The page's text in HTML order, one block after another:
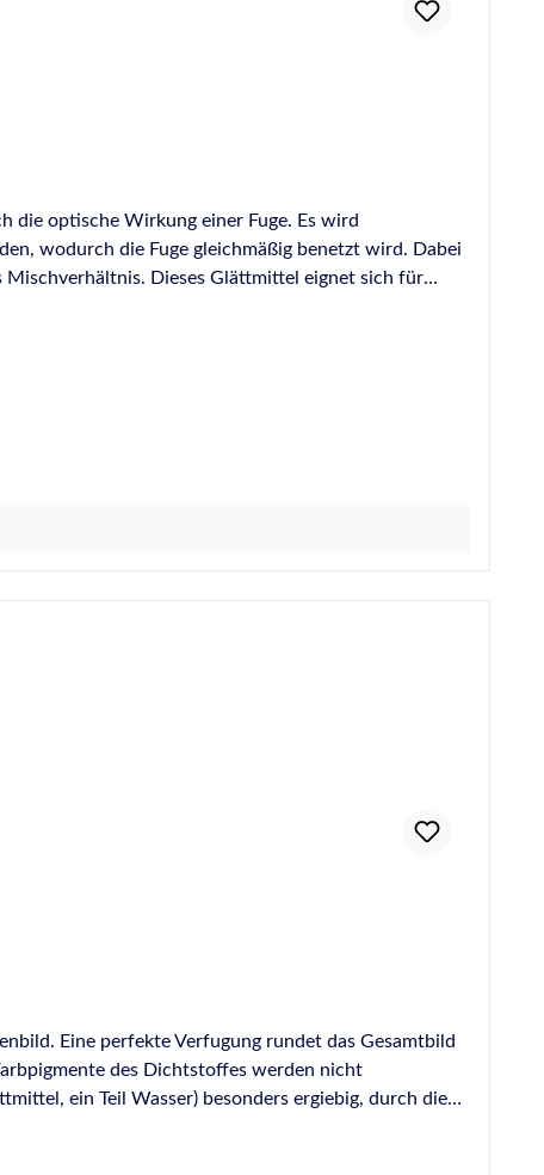
die optische Wirkung einer Fuge. Es wird
wodurch die Fuge gleichmäßig benetzt wird. Dabei
Dieses Glättmittel eignet sich für
Eine perfekte Verfugung rundet das Gesamtbild
des Dichtstoffes werden nicht
ein Teil Wasser) besonders ergiebig, durch die